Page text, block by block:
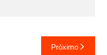
Próximo